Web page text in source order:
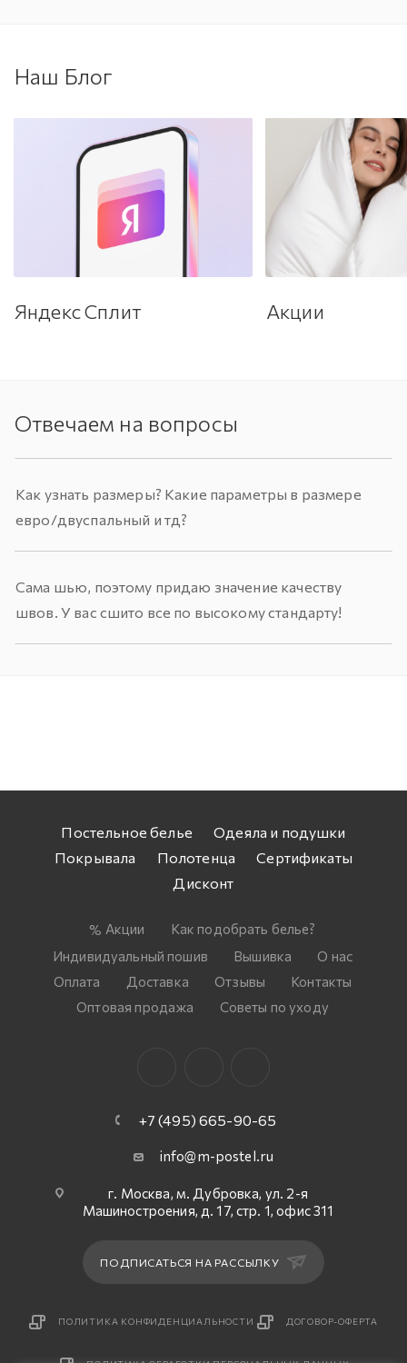
Наш Блог
Яндекс Сплит Акции
Отвечаем на вопросы
Как узнать размеры? Какие параметры в размере
евро/двуспальный и тд?
Сама шью, поэтому придаю значение качеству
швов. У вас сшито все по высокому стандарту!
Постельное белье
Одеяла и подушки
Покрывала
Полотенца
Сертификаты
Дисконт
Акции
Как подобрать белье?
Индивидуальный пошив
Вышивка
О нас
Оплата
Доставка Отзывы
Контакты
Оптовая продажа
Советы по уходу
+7 (495) 665-90-65
info@m-postel.ru
г. Москва, м. Дубровка, ул. 2-я
Машиностроения, д. 17, стр. 1, офис 311
ПОДПИСАТЬСЯ НА РАССЫЛКУ
ПОЛИТИКА КОНФИДЕНЦИАЛЬНОСТИ ДОГОВОР-ОФЕРТА